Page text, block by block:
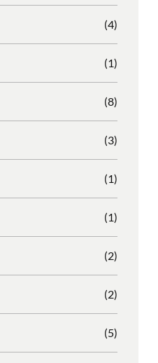
(4)
(1)
(8)
(3)
(1)
(1)
(2)
(2)
(5)